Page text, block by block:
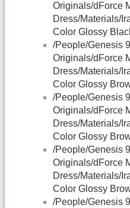
Originals/dForce
Dress/Materials/
Color Glossy
/People/Genesis
Originals/dForce
Dress/Materials/
Color Glossy
/People/Genesis
Originals/dForce
Dress/Materials/
Color Glossy
/People/Genesis
Originals/dForce
Dress/Materials/
Color Glossy
/People/Genesis